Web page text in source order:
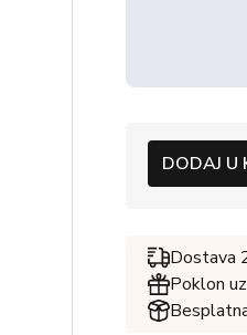
DODAJ U
Dostava
Poklon